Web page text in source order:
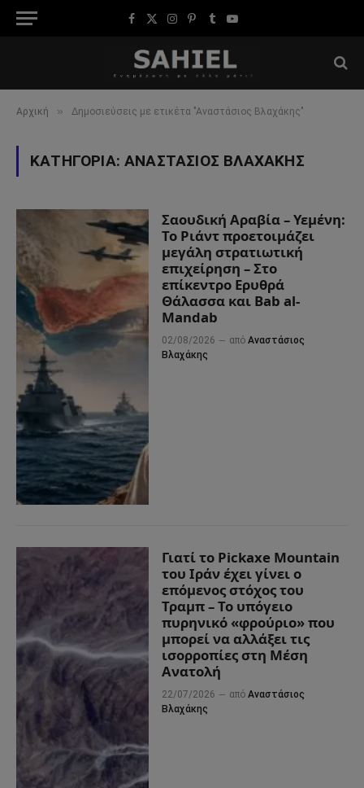
Facebook
X
Instagram
Pinterest
TumblrYouTube
Αρχική » Δημοσιεύσεις με ετικέτα "Αναστάσιος Βλαχάκης"
ΚΑΤΗΓΟΡΊΑ:ΑΝΑΣΤΆΣΙΟΣ ΒΛΑΧΆΚΗΣ
Σαουδική Αραβία – Υεμένη:
Το Ριάντ προετοιμάζει
μεγάλη στρατιωτική
επιχείρηση – Στο
επίκεντρο Ερυθρά
Θάλασσα και Bab al-
Mandab
02/08/2026 από Αναστάσιος
Βλαχάκης
Γιατί το Pickaxe Mountain
του Ιράν έχει γίνει ο
επόμενος στόχος του
Τραμπ – Το υπόγειο
πυρηνικό «φρούριο» που
μπορεί να αλλάξει τις
ισορροπίες στη Μέση
Ανατολή
22/07/2026 από Αναστάσιος
Βλαχάκης